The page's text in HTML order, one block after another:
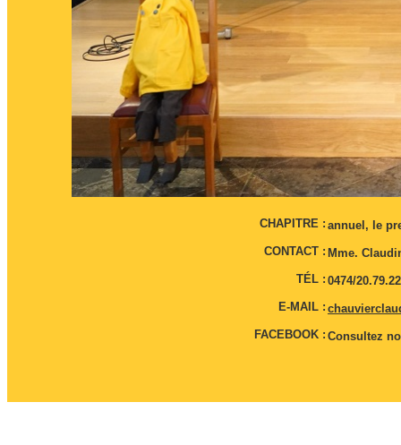
CHAPITRE :
CONTACT :
TÉL :
E-MAIL :
FACEBOOK :
annuel, le
Mme.
0474/20.79.22
Consultez